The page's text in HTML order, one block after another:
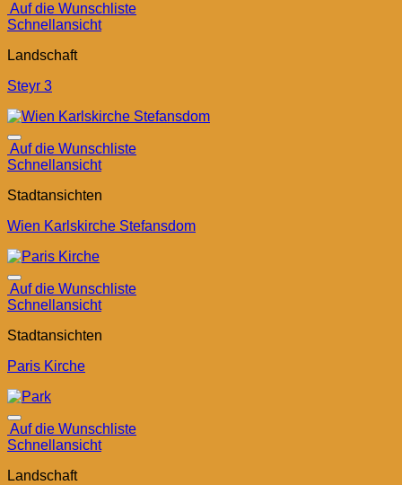
Auf die Wunschliste
Schnellansicht
Landschaft
Steyr 3
Auf die Wunschliste
Schnellansicht
Stadtansichten
Wien Karlskirche Stefansdom
Auf die Wunschliste
Schnellansicht
Stadtansichten
Paris Kirche
Auf die Wunschliste
Schnellansicht
Landschaft